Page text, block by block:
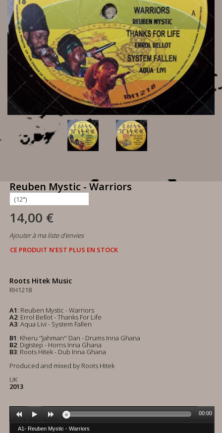
Reuben Mystic - Warriors
14,00 €
Ajouter à ma liste d'envies
CE PRODUIT N'EST PLUS EN STOCK
Roots Hitek Music
RH1218
A1: Reuben Mystic - Warriors
A2: Errol Bellot - Thanks For Life
A3: Aqua Livi - System Fallen
B1: Kheru ''Jahman'' Dan - Drums Inna Ghana
B2: Digistep - Horns Inna Ghana
B3: Roots Hitek - Dub Inna Ghana
Produced and mixed by Roots Hitek
UK
2013
A1- Reuben Mystic - Warriors
00:00